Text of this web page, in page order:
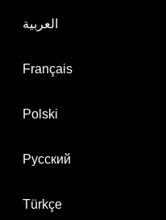
العربية
Français
Polski
Русский
Türkçe